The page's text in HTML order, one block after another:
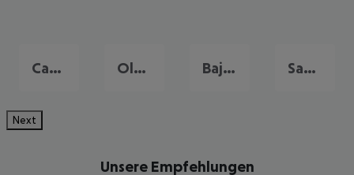
Cagliari Olbia Baja Sardinia Santa Margherita di Pula
Next
Unsere Empfehlungen